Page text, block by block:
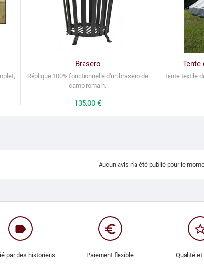
Brasero
Réplique 100% fonctionnelle d'un brasero de
camp romain.
Prix
135,00 €
Tente
Tente textile
Aucun avis n'a été publié pour le
label
par des historiens
euro_symbol
Paiement flexible Qualité et